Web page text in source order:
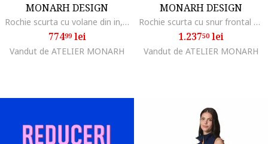
MONARH DESIGN
Rochie scurta cu volane din in, Albastru
77499lei
Vandut de ATELIER MONARH
MONARH DESIGN
Rochie scurta cu snur frontal si maneci ample
1.23750lei
Vandut de ATELIER MONARH